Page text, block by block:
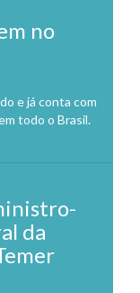
no
e já conta com
todo o Brasil.
da